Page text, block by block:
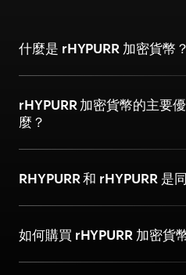
什麼是 rHYPURR 加密貨幣？
rHYPURR 加密貨幣的主要
麼？
RHYPURR 和 rHYPURR 是
如何購買 rHYPURR 加密貨